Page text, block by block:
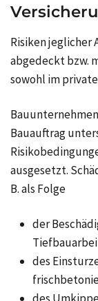
Risiken jeglicher
abgedeckt bzw.
sowohl im
Bauauftrag
ausgesetzt.
B. als Folge
der
des